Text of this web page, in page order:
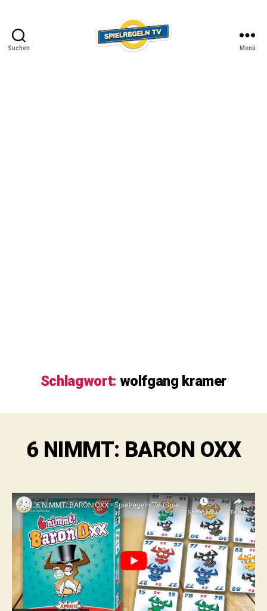
Suchen Menü
Schlagwort: wolfgang kramer
6 NIMMT: BARON OXX